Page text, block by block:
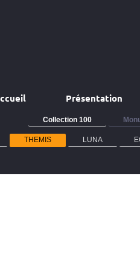
Présentation
Collection 100
THEMIS LUNA